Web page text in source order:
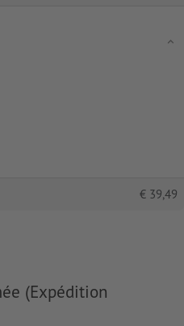
€ 39,49
(Expédition